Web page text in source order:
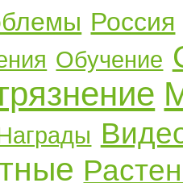
Россия
Обучение